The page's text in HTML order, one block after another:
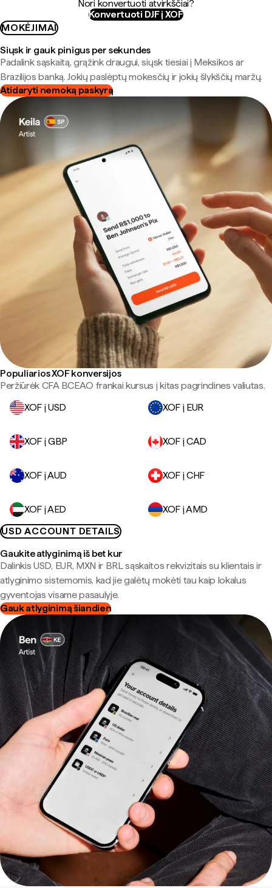
Nori konvertuoti atvirkščiai?
Konvertuoti DJF į XOF
MOKĖJIMAI
Siųsk ir gauk pinigus per sekundes
Padalink sąskaitą, grąžink draugui, siųsk tiesiai į Meksikos ar
Brazilijos banką. Jokių paslėptų mokesčių ir jokių šlykščių maržų.
Atidaryti nemoką paskyrą
Populiarios XOF konversijos
Peržiūrėk CFA BCEAO frankai kursus į kitas pagrindines valiutas.
XOF į USD
XOF į EUR
XOF į GBP XOF į CAD
XOF į AUD XOF į CHF
XOF į AED
XOF į AMD
USD ACCOUNT DETAILS
Gaukite atlyginimą iš bet kur
Dalinkis USD, EUR, MXN ir BRL sąskaitos rekvizitais su klientais ir
atlyginimo sistemomis, kad jie galėtų mokėti tau kaip lokalus
gyventojas visame pasaulyje.
Gauk atlyginimą šiandien